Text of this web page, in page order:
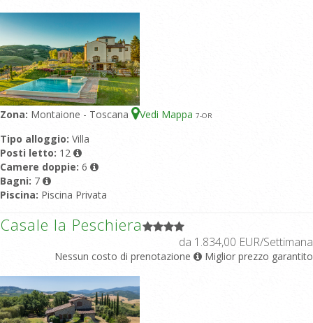
Zona: Montaione - Toscana Vedi Mappa 7-OR
Tipo alloggio: Villa
Posti letto: 12
Camere doppie: 6
Bagni: 7
Piscina: Piscina Privata
Casale la Peschiera
da 1.834,00 EUR/Settimana
Nessun costo di prenotazione Miglior prezzo garantito